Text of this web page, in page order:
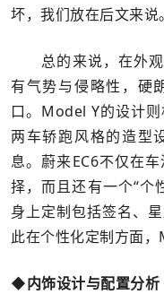
坏，我们放在后文来说。
总的来说，在外观
有气势与侵略性，硬
口。Model Y的设计则
两车轿跑风格的造型
息。蔚来EC6不仅在
择，而且还有一个“个
身上定制包括签名、
此在个性化定制方面，
◆内饰设计与配置分析